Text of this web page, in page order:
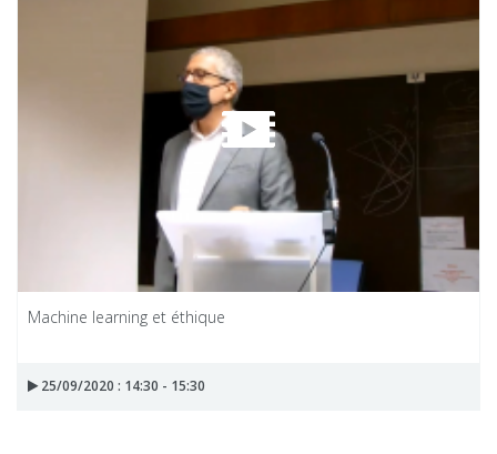
Machine learning et éthique
25/09/2020 : 14:30 - 15:30